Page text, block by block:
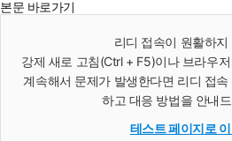
본문 바로가기
리디 접속이 원활하지
강제 새로 고침(Ctrl + F5)이나 브라우
계속해서 문제가 발생한다면 리디 접
하고 대응 방법을 안내
테스트 페이지로